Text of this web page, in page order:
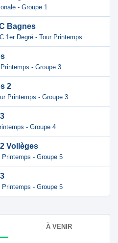
- Groupe 1
Bagnes
1er Degré - Tour Printemps
- Groupe 3
2
Printemps - Groupe 3
- Groupe 4
Vollèges
- Groupe 5
- Groupe 5
À VENIR